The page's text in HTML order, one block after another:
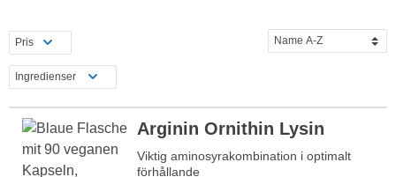
Pris
Ingredienser
Arginin Ornithin Lysin
Viktig aminosyrakombination i optimalt
förhållande